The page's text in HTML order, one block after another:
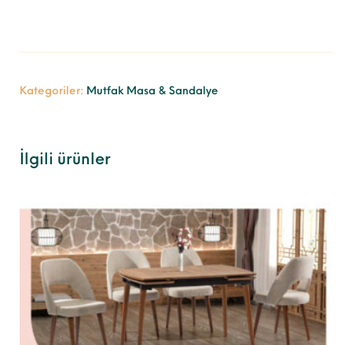
Kategoriler: Mutfak Masa & Sandalye
İlgili ürünler